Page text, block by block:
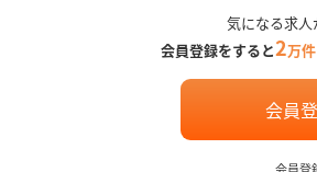
気になる求人
会員登録をすると2万件
会員